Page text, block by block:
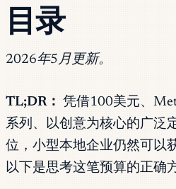
目录
2026年5月更新。
TL;DR： 凭借100美元、
系列、以创意为核心的广泛
位，小型本地企业仍然可以
以下是思考这笔预算的正确